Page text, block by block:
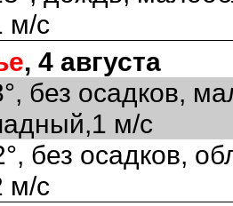
м/с
, 4 августа
без осадков,
м/с
без осадков,
м/с